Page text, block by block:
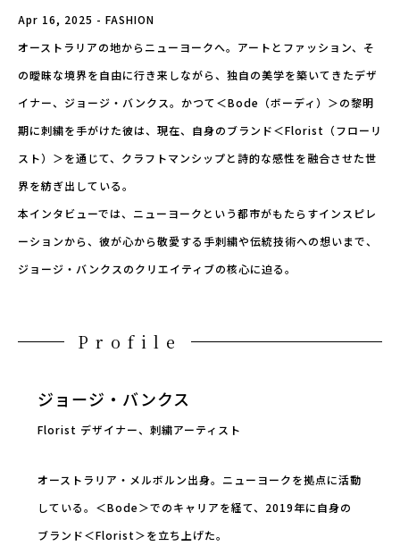
Apr 16, 2025 - FASHION
オーストラリアの地からニューヨークへ。アートとファッション、そ
の曖昧な境界を自由に行き来しながら、独自の美学を築いてきたデザ
イナー、ジョージ・バンクス。かつて＜Bode（ボーディ）＞の黎明
期に刺繍を手がけた彼は、現在、自身のブランド＜Florist（フローリ
スト）＞を通じて、クラフトマンシップと詩的な感性を融合させた世
界を紡ぎ出している。
本インタビューでは、ニューヨークという都市がもたらすインスピレ
ーションから、彼が心から敬愛する手刺繍や伝統技術への想いまで、
ジョージ・バンクスのクリエイティブの核心に迫る。
Profile
ジョージ・バンクス
Florist デザイナー、刺繍アーティスト
オーストラリア・メルボルン出身。ニューヨークを拠点に活動
している。＜Bode＞でのキャリアを経て、2019年に自身の
ブランド＜Florist＞を立ち上げた。